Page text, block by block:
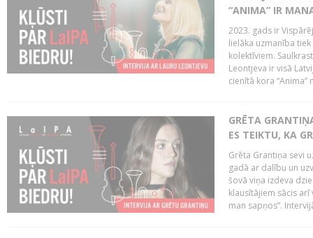
“ANIMA” IR
2023. gads ir
lielāka uzmanība
kolektīviem.
Leontjeva ir visā
cienītā kora “Anima”
GRĒTA
ES TEIKTU, KA
Grēta Grantiņa sevi
gadā ar dalību un
šovā viņa izdeva
klausītājiem sācis arī
man sapņos”.